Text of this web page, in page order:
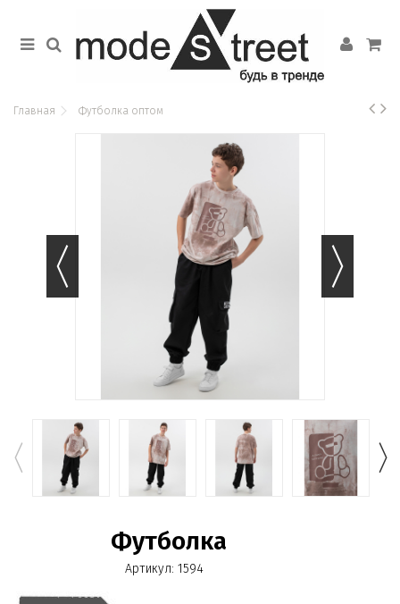
Главная Футболка оптом
Футболка
Артикул: 1594